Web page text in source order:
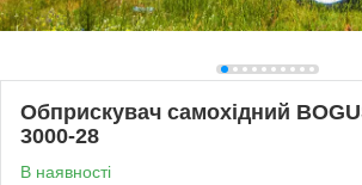
Обприскувач самохідний
3000-28
В наявності